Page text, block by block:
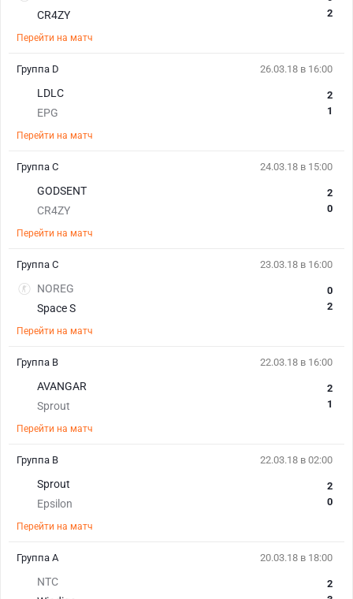
CR4ZY
2
Перейти на матч
26.03.18 в 16:00
LDLC
EPG
2
1
Перейти на матч
Группа D
24.03.18 в 15:00
GODSENT
CR4ZY
2
0
Перейти на матч
Группа C
23.03.18 в 16:00
NOREG
Space S
0
2
Перейти на матч
Группа C
22.03.18 в 16:00
AVANGAR
Sprout
2
1
Перейти на матч
Группа B
22.03.18 в 02:00
Sprout
Epsilon
2
0
Перейти на матч
Группа B
20.03.18 в 18:00
NTC
2
Группа A